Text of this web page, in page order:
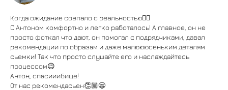
Когда ожидание совпало с реальностью👍🏻
С Антоном комфортно и легко работалось! А главное, он не
просто фоткал что дают, он помогал с подрядчиками, давал
рекомендации по образам и даже малюююсеньким деталям
сьемки! Так что просто слушайте его и наслаждайтесь
процессом😉
Антон, спасииибище!
От нас рекомендасьен👏🏼😁